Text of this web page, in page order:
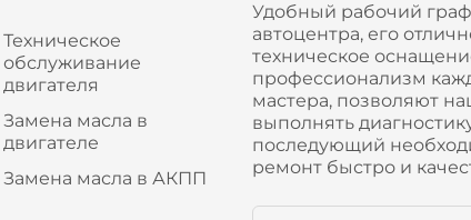
Техническое
обслуживание
двигателя
Замена масла в
двигателе
Замена масла в АКПП
Удобный рабочий
автоцентра, его
техническое
профессионализм
мастера, позволяют
выполнять
последующий
ремонт быстро и